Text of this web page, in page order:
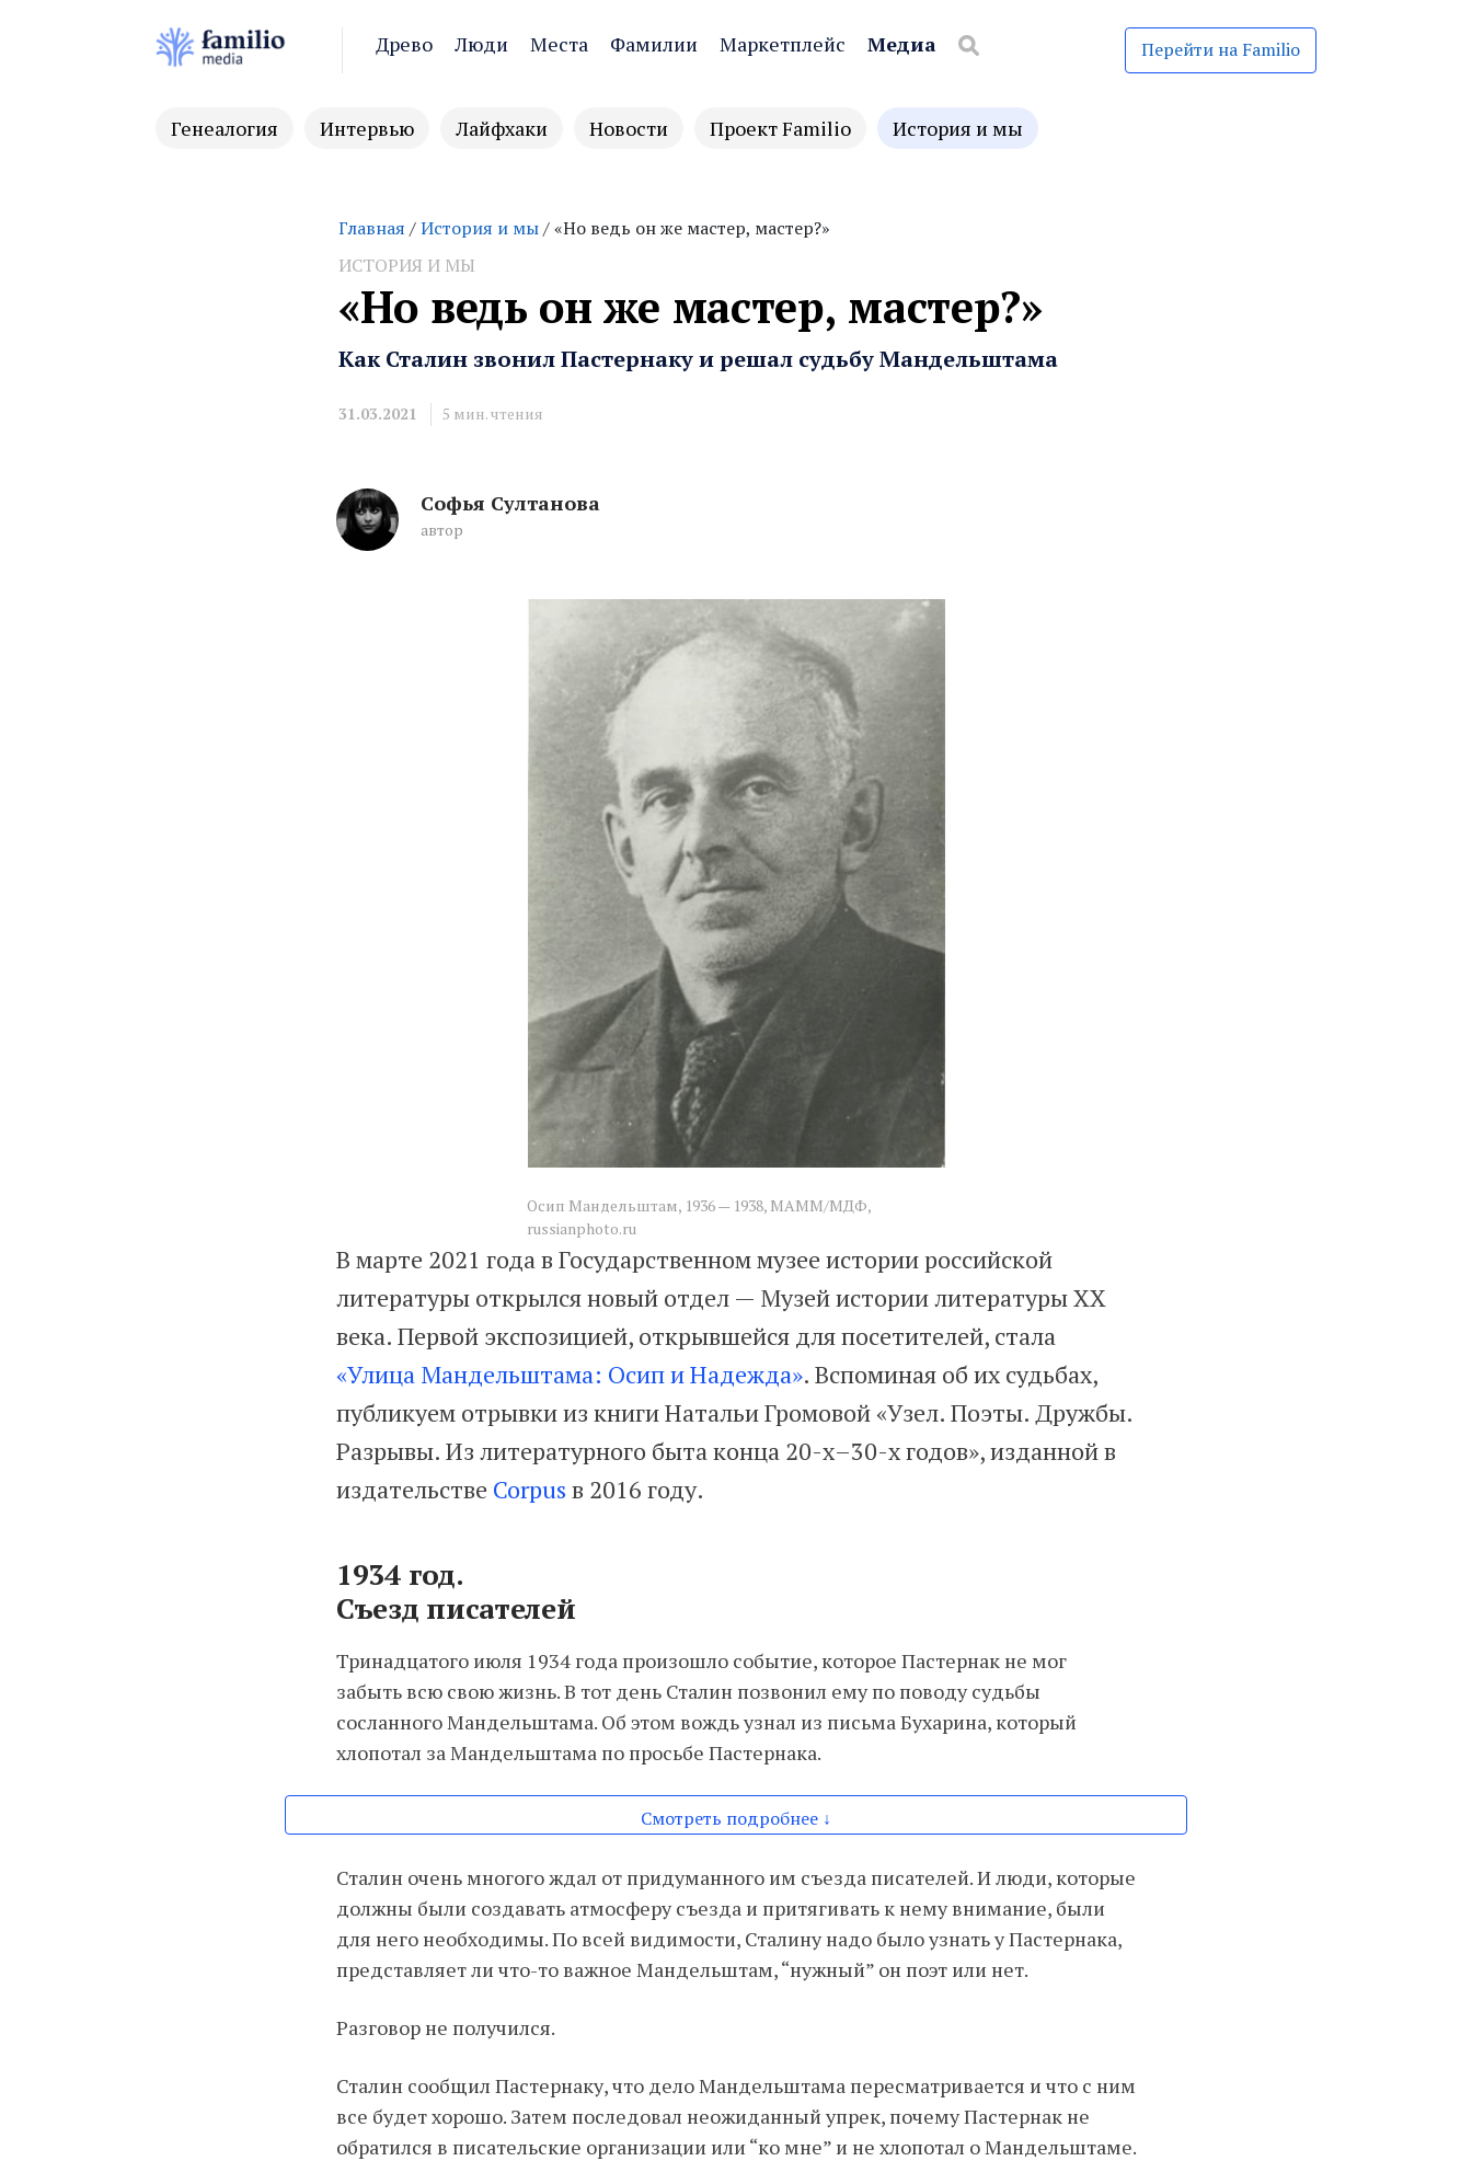
Древо Люди Места Фамилии Маркетплейс Медиа Перейти на Familio
Генеалогия Интервью Лайфхаки Новости Проект Familio История и мы
Главная /История и мы/ «Но ведь он же мастер, мастер?»
ИСТОРИЯ И МЫ
«Но ведь он же мастер, мастер?»
Как Сталин звонил Пастернаку и решал судьбу Мандельштама
31.03.2021 5 мин. чтения
Софья Султанова
автор
Осип Мандельштам, 1936 — 1938, MAMM/МДФ,
russianphoto.ru
В марте 2021 года в Государственном музее истории российской
литературы открылся новый отдел — Музей истории литературы XX
века. Первой экспозицией, открывшейся для посетителей, стала
«Улица Мандельштама: Осип и Надежда». Вспоминая об их судьбах,
публикуем отрывки из книги Натальи Громовой «Узел. Поэты. Дружбы.
Разрывы. Из литературного быта конца 20-х–30-х годов», изданной в
издательстве Corpus в 2016 году.
1934 год.
Съезд писателей
Тринадцатого июля 1934 года произошло событие, которое Пастернак не мог
забыть всю свою жизнь. В тот день Сталин позвонил ему по поводу судьбы
сосланного Мандельштама. Об этом вождь узнал из письма Бухарина, который
хлопотал за Мандельштама по просьбе Пастернака.
Смотреть подробнее ↓
Сталин очень многого ждал от придуманного им съезда писателей. И люди, которые
должны были создавать атмосферу съезда и притягивать к нему внимание, были
для него необходимы. По всей видимости, Сталину надо было узнать у Пастернака,
представляет ли что-то важное Мандельштам, “нужный” он поэт или нет.
Разговор не получился.
Сталин сообщил Пастернаку, что дело Мандельштама пересматривается и что с ним
все будет хорошо. Затем последовал неожиданный упрек, почему Пастернак не
обратился в писательские организации или “ко мне” и не хлопотал о Мандельштаме.